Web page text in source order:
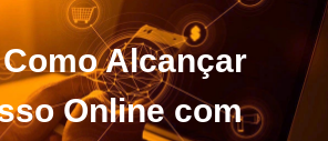
Alcançar
Online com